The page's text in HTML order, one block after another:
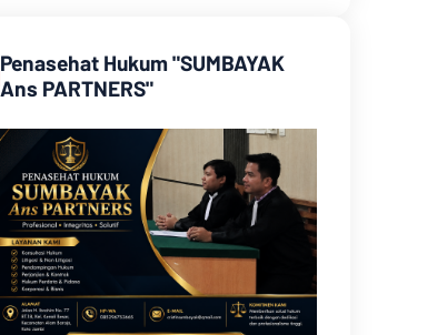
Penasehat Hukum "SUMBAYAK
Ans PARTNERS"